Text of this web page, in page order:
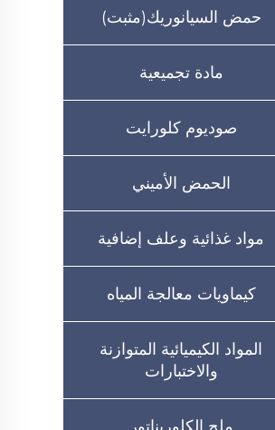
حمض السيانوريك(مثبت)
مادة تجميعية
صوديوم كلورايت
الحمض الأميني
مواد غذائية وعلف إضافية
كيماويات معالجة المياه
المواد الكيميائية المتوازنة
والاختبارات